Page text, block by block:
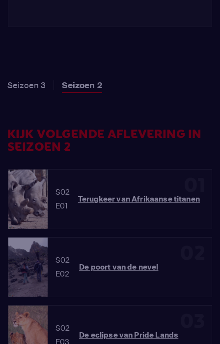
Seizoen 3 Seizoen 2
KIJK VOLGENDE AFLEVERING IN
SEIZOEN 2
S02
E01
Terugkeer van Afrikaanse titanen
S02
E02
De poort van de nevel
S02
E03
De eclipse van Pride Lands